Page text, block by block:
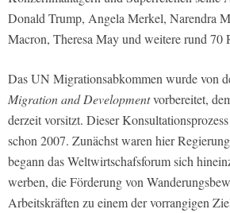
Donald Trump, Angela Merkel, Narendra
Macron, Theresa May und weitere rund 70
Das UN Migrationsabkommen wurde von
Migration and Developmentvorbereitet,
derzeit vorsitzt. Dieser
schon 2007. Zunächst waren hier
begann das Weltwirtschafsforum sich
werben, die Förderung von
Arbeitskräften zu einem der vorrangigen